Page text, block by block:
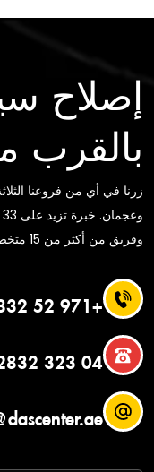
إصلاح
بالقرب
زرنا في أي من فروعنا
وفريق من أكثر من 15 متخصصًا جاهز لاستقبال سيارتك بنتلي اليوم.
+971 52 3232832
04 323 2832